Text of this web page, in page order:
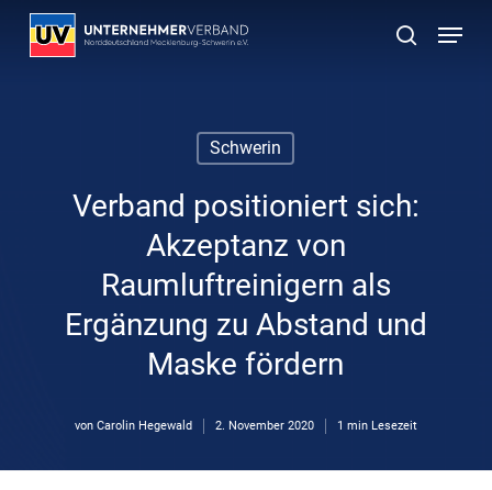
Skip
suchen
Menu
Schwerin
Verband positioniert sich:
Akzeptanz von
Raumluftreinigern als
Ergänzung zu Abstand und
Maske fördern
von Carolin Hegewald 2. November 2020 1 min Lesezeit